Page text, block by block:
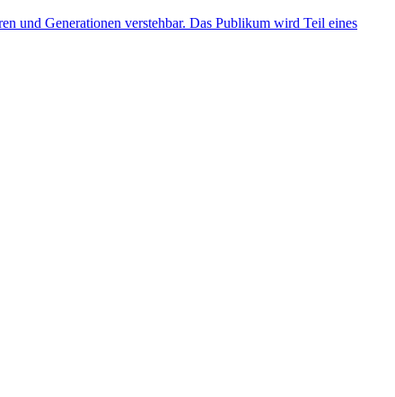
und Generationen verstehbar. Das Publikum wird Teil eines